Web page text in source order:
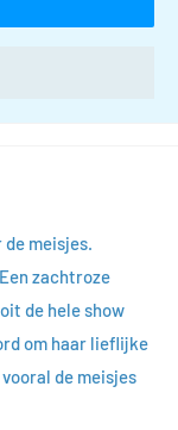
de meisjes.
zachtroze
de hele show
om haar lieflijke
de meisjes